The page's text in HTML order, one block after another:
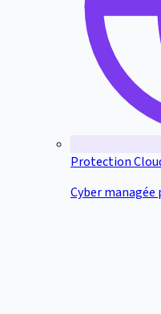
Protection
Cyber